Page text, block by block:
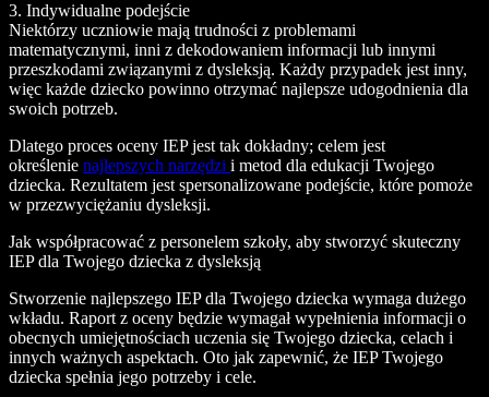
3. Indywidualne podejście
Niektórzy uczniowie mają trudności z problemami
matematycznymi, inni z dekodowaniem informacji lub innymi
przeszkodami związanymi z dysleksją. Każdy przypadek jest inny,
więc każde dziecko powinno otrzymać najlepsze udogodnienia dla
swoich potrzeb.
Dlatego proces oceny IEP jest tak dokładny; celem jest
określenie najlepszych narzędzi i metod dla edukacji Twojego
dziecka. Rezultatem jest spersonalizowane podejście, które pomoże
w przezwyciężaniu dysleksji.
Jak współpracować z personelem szkoły, aby stworzyć skuteczny
IEP dla Twojego dziecka z dysleksją
Stworzenie najlepszego IEP dla Twojego dziecka wymaga dużego
wkładu. Raport z oceny będzie wymagał wypełnienia informacji o
obecnych umiejętnościach uczenia się Twojego dziecka, celach i
innych ważnych aspektach. Oto jak zapewnić, że IEP Twojego
dziecka spełnia jego potrzeby i cele.